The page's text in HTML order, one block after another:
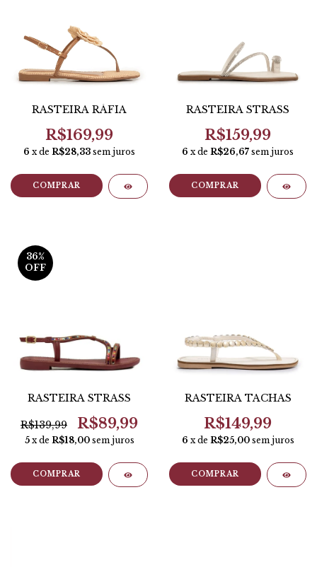
RASTEIRA RÁFIA
R$169,99
6 x de R$28,33 sem juros
COMPRAR
RASTEIRA STRASS
R$159,99
6 x de R$26,67 sem juros
COMPRAR
36%
OFF
RASTEIRA STRASS
R$139,99 R$89,99
5 x de R$18,00 sem juros
COMPRAR
RASTEIRA TACHAS
R$149,99
6 x de R$25,00 sem juros
COMPRAR